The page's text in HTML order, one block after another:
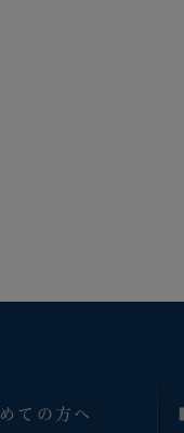
ての方へ